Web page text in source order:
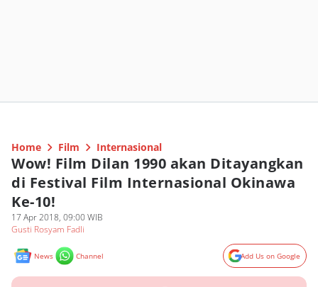
Home Film Internasional
Wow! Film Dilan 1990 akan Ditayangkan
di Festival Film Internasional Okinawa
Ke-10!
17 Apr 2018, 09:00 WIB
Gusti Rosyam Fadli
News Channel Add Us on Google